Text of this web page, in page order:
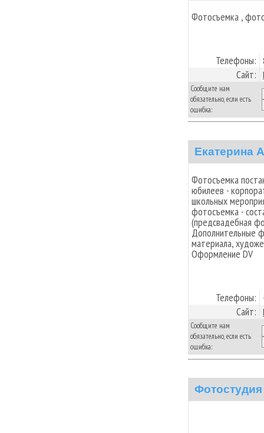
Фотосъемка ,
Телефоны:
Сайт:
Сообщите нам
обязательно, если есть
ошибка:
Екатерина
Фотосъемка
юбилеев -
школьных
фотосъемка -
(предсвадебная
Дополнительные
материала,
Оформление DV
Телефоны:
Сайт:
Сообщите нам
обязательно, если есть
ошибка: